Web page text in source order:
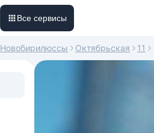
Все сервисы
Новобирилюссы Октябрьская 11